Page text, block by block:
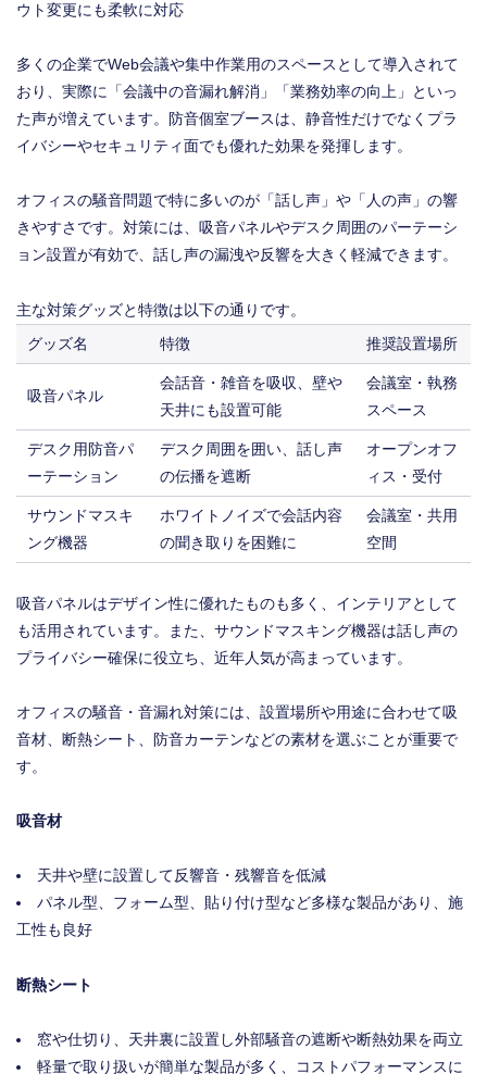
ウト変更にも柔軟に対応
多くの企業でWeb会議や集中作業用のスペースとして導入されて
おり、実際に「会議中の音漏れ解消」「業務効率の向上」といっ
た声が増えています。防音個室ブースは、静音性だけでなくプラ
イバシーやセキュリティ面でも優れた効果を発揮します。
オフィスの騒音問題で特に多いのが「話し声」や「人の声」の響
きやすさです。対策には、吸音パネルやデスク周囲のパーテーシ
ョン設置が有効で、話し声の漏洩や反響を大きく軽減できます。
主な対策グッズと特徴は以下の通りです。
グッズ名
特徴 推奨設置場所
吸音パネル
会話音・雑音を吸収、壁や
天井にも設置可能
会議室・執務
スペース
デスク用防音パ
ーテーション
デスク周囲を囲い、話し声
の伝播を遮断
オープンオフ
ィス・受付
サウンドマスキ
ング機器
ホワイトノイズで会話内容
の聞き取りを困難に
会議室・共用
空間
吸音パネルはデザイン性に優れたものも多く、インテリアとして
も活用されています。また、サウンドマスキング機器は話し声の
プライバシー確保に役立ち、近年人気が高まっています。
オフィスの騒音・音漏れ対策には、設置場所や用途に合わせて吸
音材、断熱シート、防音カーテンなどの素材を選ぶことが重要で
す。
吸音材
天井や壁に設置して反響音・残響音を低減
パネル型、フォーム型、貼り付け型など多様な製品があり、施
工性も良好
断熱シート
窓や仕切り、天井裏に設置し外部騒音の遮断や断熱効果を両立
軽量で取り扱いが簡単な製品が多く、コストパフォーマンスに